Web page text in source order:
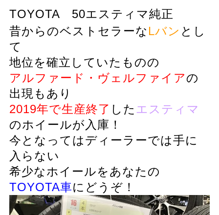
TOYOTA 50エスティマ純正
昔からのベストセラーな Lバン とし
て
地位を確立していたものの
アルファード・ヴェルファイアの
出現もあり
2019年で生産終了 した エスティマ
のホイールが入庫！
今となってはディーラーでは手に
入らない
希少なホイールをあなたの
TOYOTA車にどうぞ！